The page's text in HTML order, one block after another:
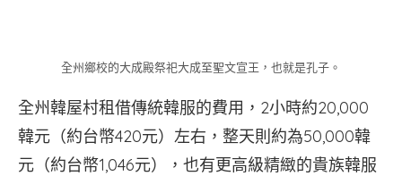
全州鄉校的大成殿祭祀大成至聖文宣王，也就是孔子。
全州韓屋村租借傳統韓服的費用，2小時約20,000
韓元（約台幣420元）左右，整天則約為50,000韓
元（約台幣1,046元），也有更高級精緻的貴族韓服